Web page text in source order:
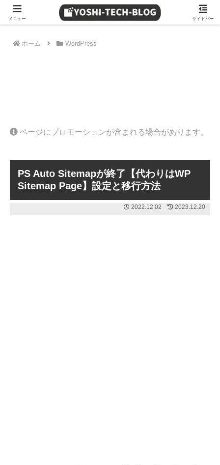
≫ Amazon 日替わりタイムセール
ホーム WordPress
ページにプロモーションが含まれる場合があります。
PS Auto Sitemapが終了【代わりはWP
Sitemap Page】設定と移行方法
2022.12.02 2023.12.20
メニュー サイドバー